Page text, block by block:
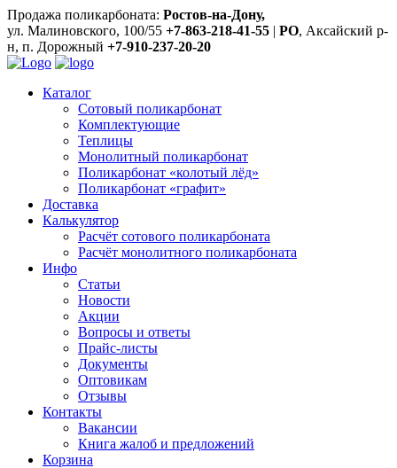
Продажа поликарбоната: Ростов-на-Дону,
ул. Малиновского, 100/55 +7-863-218-41-55 | РО, Аксайский р-
н, п. Дорожный +7-910-237-20-20
Каталог
Сотовый поликарбонат
Комплектующие
Теплицы
Монолитный поликарбонат
Поликарбонат «колотый лёд»
Поликарбонат «графит»
Доставка
Калькулятор
Расчёт сотового поликарбоната
Расчёт монолитного поликарбоната
Инфо
Статьи
Новости
Акции
Вопросы и ответы
Прайс-листы
Документы
Оптовикам
Отзывы
Контакты
Вакансии
Книга жалоб и предложений
Корзина